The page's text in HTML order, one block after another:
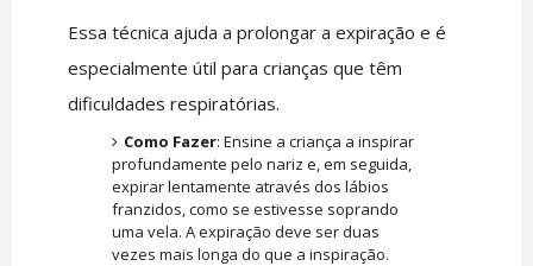
Essa técnica ajuda a prolongar a expiração e é
especialmente útil para crianças que têm
dificuldades respiratórias.
Como Fazer: Ensine a criança a inspirar
profundamente pelo nariz e, em seguida,
expirar lentamente através dos lábios
franzidos, como se estivesse soprando
uma vela. A expiração deve ser duas
vezes mais longa do que a inspiração.